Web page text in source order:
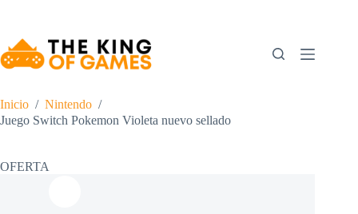
Inicio / Nintendo /
Juego Switch Pokemon Violeta nuevo sellado
OFERTA